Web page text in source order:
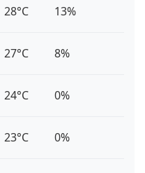
28°C 13%
27°C 8%
24°C 0%
23°C 0%